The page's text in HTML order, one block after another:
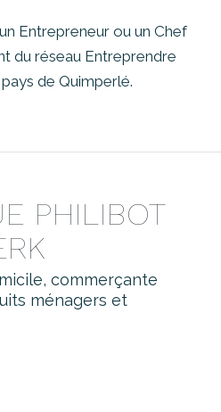
Entrepreneur ou un Chef
du réseau Entreprendre
de Quimperlé.
PHILIBOT
commerçante
ménagers et